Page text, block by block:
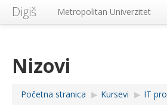
Digiš Metropolitan Univerzitet
Nizovi
Početna stranica ▶︎ Kursevi ▶︎ IT